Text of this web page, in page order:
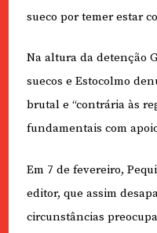
sueco por temer estar
Na altura da detenção
suecos e Estocolmo
brutal e “contrária às
fundamentais com
Em 7 de fevereiro,
editor, que assim
circunstâncias